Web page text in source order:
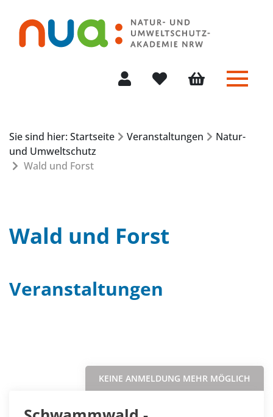
Menü
Sie sind hier: Startseite Veranstaltungen
Natur-
und Umweltschutz
Wald und Forst
Wald und Forst
Veranstaltungen
KEINE ANMELDUNG MEHR MÖGLICH